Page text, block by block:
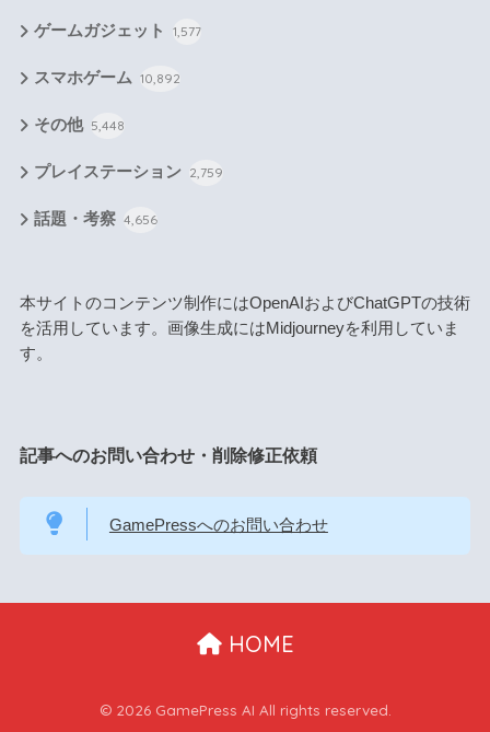
ゲームガジェット 1,577
スマホゲーム 10,892
その他 5,448
プレイステーション 2,759
話題・考察 4,656
本サイトのコンテンツ制作にはOpenAIおよびChatGPTの技術
を活用しています。画像生成にはMidjourneyを利用していま
す。
記事へのお問い合わせ・削除修正依頼
GamePressへのお問い合わせ
HOME
© 2026 GamePress AI All rights reserved.